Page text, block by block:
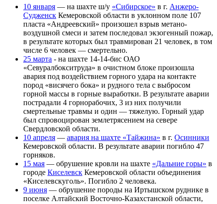
10 января — на шахте ш/у «Сибирское» в г. Анжеро-
Судженск Кемеровской области в уклонном поле 107
пласта «Андреевский» произошел взрыв метано-
воздушной смеси и затем последовал экзогенный пожар,
в результате которых был травмирован 21 человек, в том
числе 6 человек — смертельно.
25 марта - на шахте 14-14-бис ОАО
«Севуралбокситруда» в очистном блоке произошла
авария под воздействием горного удара на контакте
пород «висячего бока» и рудного тела с выбросом
горной массы в горные выработки. В результате аварии
пострадали 4 горнорабочих, 3 из них получили
смертельные травмы и один — тяжелую. Горный удар
был спровоцирован землетрясением на севере
Свердловской области.
10 апреля — авария на шахте «Тайжина» в г. Осинники
Кемеровской области. В результате аварии погибло 47
горняков.
15 мая — обрушение кровли на шахте «Дальние горы» в
городе Киселевск Кемеровской области объединения
«Киселевскуголь». Погибло 2 человека.
9 июня — обрушение породы на Иртышском руднике в
поселке Алтайский Восточно-Казахстанской области,